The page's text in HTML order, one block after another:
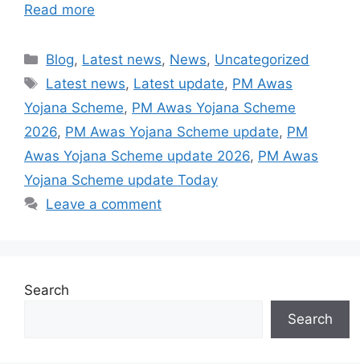
Read more
Categories
Blog, Latest news, News, Uncategorized
Tags
Latest news, Latest update, PM Awas
Yojana Scheme, PM Awas Yojana Scheme
2026, PM Awas Yojana Scheme update, PM
Awas Yojana Scheme update 2026, PM Awas
Yojana Scheme update Today
Leave a comment
Search
Search